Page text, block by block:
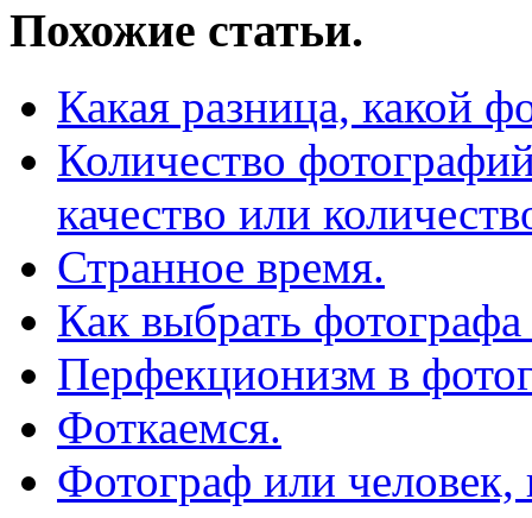
Похожие статьи.
Какая разница, какой
Количество
качество или
Странное время.
Как выбрать
Перфекционизм в
Фоткаемся.
Фотограф или